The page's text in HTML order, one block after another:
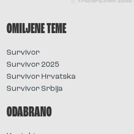
OMILJENE TEME
Survivor
Survivor 2025
Survivor Hrvatska
Survivor Srbija
ODABRANO